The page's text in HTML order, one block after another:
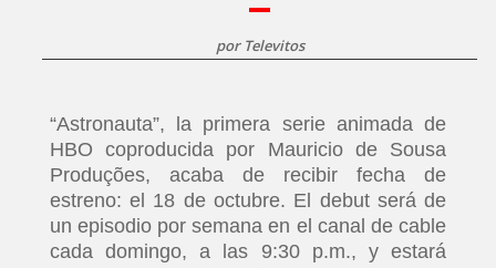
por Televitos
“Astronauta”, la primera serie animada de
HBO coproducida por Mauricio de Sousa
Produções, acaba de recibir fecha de
estreno: el 18 de octubre. El debut será de
un episodio por semana en el canal de cable
cada domingo, a las 9:30 p.m., y estará